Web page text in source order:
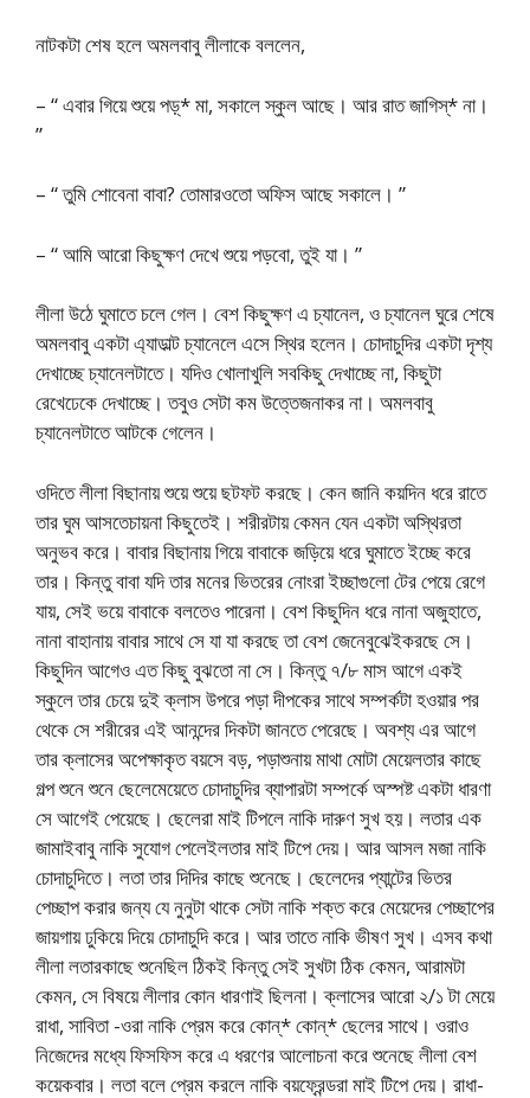
নাটকটা শেষ হলে অমলবাবু লীলাকে বললেন,
– “ এবার গিয়ে শুয়ে পড়্* মা, সকালে স্কুল আছে। আর রাত জাগিস্* না।
”
– “ তুমি শোবেনা বাবা? তোমারওতো অফিস আছে সকালে। ”
– “ আমি আরো কিছুক্ষণ দেখে শুয়ে পড়বো, তুই যা। ”
লীলা উঠে ঘুমাতে চলে গেল। বেশ কিছুক্ষণ এ চ্যানেল, ও চ্যানেল ঘুরে শেষে
অমলবাবু একটা এ্যাডাল্ট চ্যানেলে এসে স্থির হলেন। চোদাচুদির একটা দৃশ্য
দেখাচ্ছে চ্যানেলটাতে। যদিও খোলাখুলি সবকিছু দেখাচ্ছে না, কিছুটা
রেখেঢেকে দেখাচ্ছে। তবুও সেটা কম উত্তেজনাকর না। অমলবাবু
চ্যানেলটাতে আটকে গেলেন।
ওদিতে লীলা বিছানায় শুয়ে শুয়ে ছটফট করছে। কেন জানি কয়দিন ধরে রাতে
তার ঘুম আসতেচায়না কিছুতেই। শরীরটায় কেমন যেন একটা অস্থিরতা
অনুভব করে। বাবার বিছানায় গিয়ে বাবাকে জড়িয়ে ধরে ঘুমাতে ইচ্ছে করে
তার। কিন্তু বাবা যদি তার মনের ভিতরের নোংরা ইচ্ছাগুলো টের পেয়ে রেগে
যায়, সেই ভয়ে বাবাকে বলতেও পারেনা। বেশ কিছুদিন ধরে নানা অজুহাতে,
নানা বাহানায় বাবার সাথে সে যা যা করছে তা বেশ জেনেবুঝেইকরছে সে।
কিছুদিন আগেও এত কিছু বুঝতো না সে। কিন্তু ৭/৮ মাস আগে একই
স্কুলে তার চেয়ে দুই ক্লাস উপরে পড়া দীপকের সাথে সম্পর্কটা হওয়ার পর
থেকে সে শরীরের এই আনন্দের দিকটা জানতে পেরেছে। অবশ্য এর আগে
তার ক্লাসের অপেক্ষাকৃত বয়সে বড়, পড়াশুনায় মাথা মোটা মেয়েলতার কাছে
গল্প শুনে শুনে ছেলেমেয়েতে চোদাচুদির ব্যাপারটা সম্পর্কে অস্পষ্ট একটা ধারণা
সে আগেই পেয়েছে। ছেলেরা মাই টিপলে নাকি দারুণ সুখ হয়। লতার এক
জামাইবাবু নাকি সুযোগ পেলেইলতার মাই টিপে দেয়। আর আসল মজা নাকি
চোদাচুদিতে। লতা তার দিদির কাছে শুনেছে। ছেলেদের প্যান্টের ভিতর
পেচ্ছাপ করার জন্য যে নুনুটা থাকে সেটা নাকি শক্ত করে মেয়েদের পেচ্ছাপের
জায়গায় ঢুকিয়ে দিয়ে চোদাচুদি করে। আর তাতে নাকি ভীষণ সুখ। এসব কথা
লীলা লতারকাছে শুনেছিল ঠিকই কিন্তু সেই সুখটা ঠিক কেমন, আরামটা
কেমন, সে বিষয়ে লীলার কোন ধারণাই ছিলনা। ক্লাসের আরো ২/১ টা মেয়ে
রাধা, সাবিতা -ওরা নাকি প্রেম করে কোন্* কোন্* ছেলের সাথে। ওরাও
নিজেদের মধ্যে ফিসফিস করে এ ধরণের আলোচনা করে শুনেছে লীলা বেশ
কয়েকবার। লতা বলে প্রেম করলে নাকি বয়ফ্রেন্ডরা মাই টিপে দেয়। রাধা-